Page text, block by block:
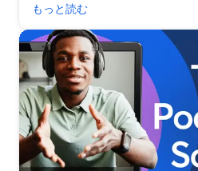
もっと読む